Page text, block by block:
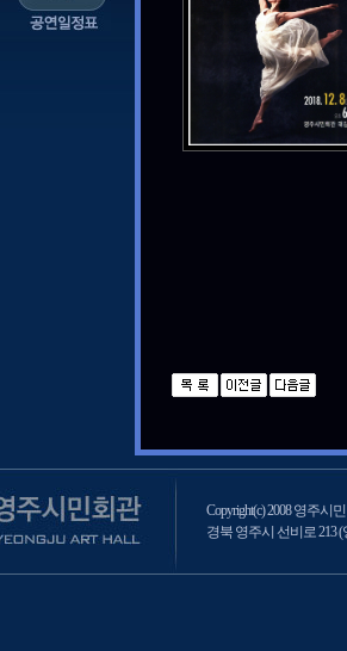
Copyright(c) 2008 영주시
경북 영주시 선비로 213 (